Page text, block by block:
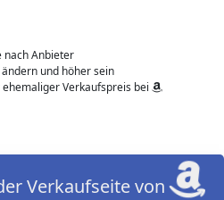
nach Anbieter
und höher sein
Verkaufspreis bei
Verkaufseite von